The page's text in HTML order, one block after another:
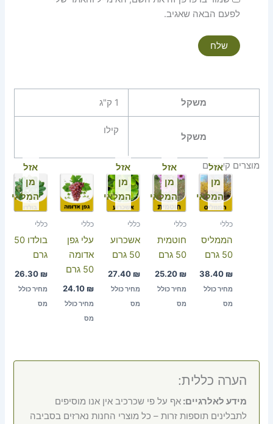
לפעם הבאה שאגיב.
משקל 1 ק"ג
משקל
קילו
מוצרים קשורים
אזל
מן
המלאי
כללי
הממליס
50 גרם
38.40 ₪
מחיר כולל
מס
אזל
מן
המלאי
כללי
חוטמית
50 גרם
25.20 ₪
מחיר כולל
מס
אזל
מן
המלאי
כללי
אשכרוע
50 גרם
27.40 ₪
מחיר כולל
מס
כללי
עלי גפן
אדומה
50 גרם
24.10 ₪
מחיר כולל
מס
אזל
מן
המלאי
כללי
בולדו 50
גרם
26.30 ₪
מחיר כולל
מס
הערה כללית:
מידע לאלרגיים:אף על פי שכרכיב אין אנו מוסיפים
לתבלינים תוספות זרות – כל מוצרי החנות נארזים בסביבה